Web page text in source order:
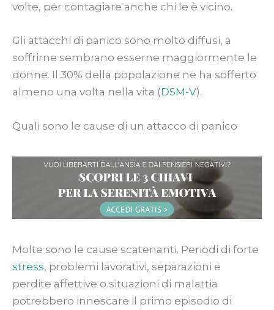
volte, per contagiare anche chi le è vicino.
Gli attacchi di panico sono molto diffusi, a
soffrirne sembrano esserne maggiormente le
donne. Il 30% della popolazione ne ha sofferto
almeno una volta nella vita (DSM-V).
Quali sono le cause di un attacco di panico
Molte sono le cause scatenanti. Periodi di forte
stress, problemi lavorativi, separazioni e
perdite affettive o situazioni di malattia
potrebbero innescare il primo episodio di